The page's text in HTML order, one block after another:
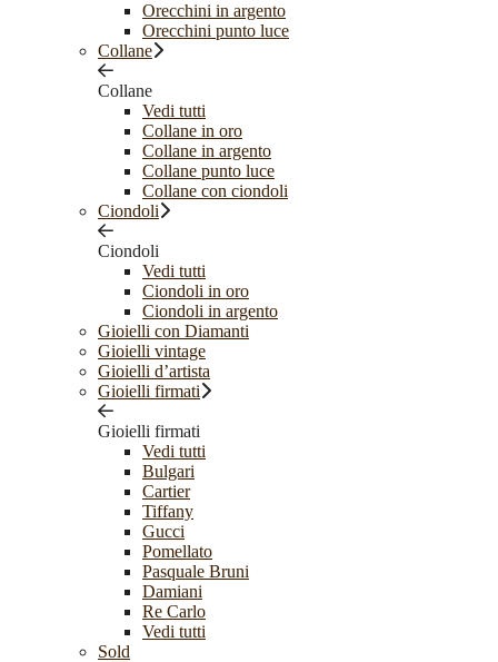
Orecchini in argento
Orecchini punto luce
Collane
Collane
Vedi tutti
Collane in oro
Collane in argento
Collane punto luce
Collane con ciondoli
Ciondoli
Ciondoli
Vedi tutti
Ciondoli in oro
Ciondoli in argento
Gioielli con Diamanti
Gioielli vintage
Gioielli d’artista
Gioielli firmati
Gioielli firmati
Vedi tutti
Bulgari
Cartier
Tiffany
Gucci
Pomellato
Pasquale Bruni
Damiani
Re Carlo
Vedi tutti
Sold